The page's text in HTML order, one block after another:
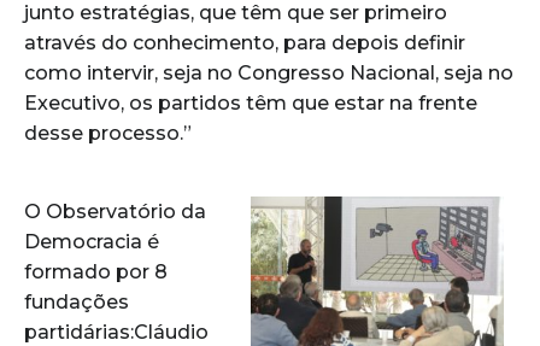
junto estratégias, que têm que ser primeiro
através do conhecimento, para depois definir
como intervir, seja no Congresso Nacional, seja no
Executivo, os partidos têm que estar na frente
desse processo.”
O Observatório da
Democracia é
formado por 8
fundações
partidárias:Cláudio